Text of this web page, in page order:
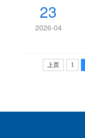
23
2026-04
上页 1